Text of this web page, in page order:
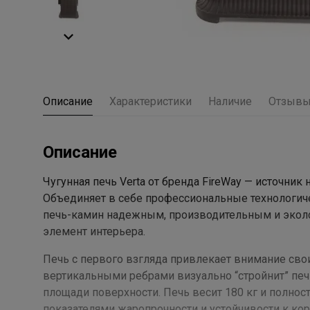
Описание Характеристики Наличие Отзывы
Описание
Чугунная печь Verta от бренда FireWay — источник
Объединяет в себе профессиональные
печь-камин надежным, производительным и
элемент интерьера.
Печь с первого взгляда привлекает внимание
вертикальными ребрами визуально “стройнит”
площади поверхности. Печь весит 180 кг и